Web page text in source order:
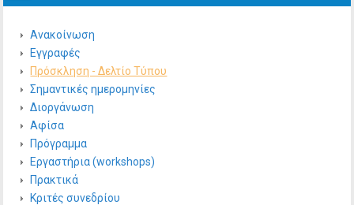
Ανακοίνωση
Εγγραφές
Πρόσκληση - Δελτίο Τύπου
Σημαντικές ημερομηνίες
Διοργάνωση
Αφίσα
Πρόγραμμα
Εργαστήρια (workshops)
Πρακτικά
Κριτές συνεδρίου